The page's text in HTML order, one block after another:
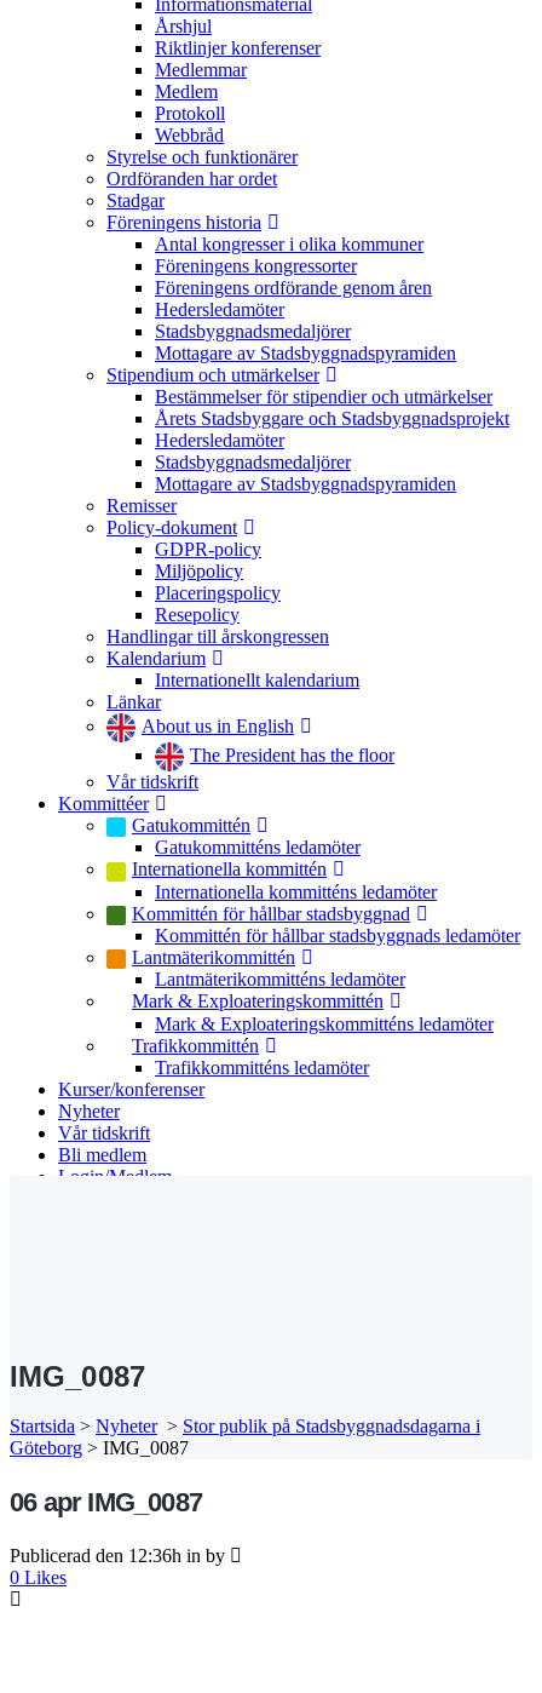
Informationsmaterial
Årshjul
Riktlinjer konferenser
Medlemmar
Medlem
Protokoll
Webbråd
Styrelse och funktionärer
Ordföranden har ordet
Stadgar
Föreningens historia
Antal kongresser i olika kommuner
Föreningens kongressorter
Föreningens ordförande genom åren
Hedersledamöter
Stadsbyggnadsmedaljörer
Mottagare av Stadsbyggnadspyramiden
Stipendium och utmärkelser
Bestämmelser för stipendier och utmärkelser
Årets Stadsbyggare och Stadsbyggnadsprojekt
Hedersledamöter
Stadsbyggnadsmedaljörer
Mottagare av Stadsbyggnadspyramiden
Remisser
Policy-dokument
GDPR-policy
Miljöpolicy
Placeringspolicy
Resepolicy
Handlingar till årskongressen
Kalendarium
Internationellt kalendarium
Länkar
About us in English
The President has the floor
Vår tidskrift
Kommittéer
Gatukommittén
Gatukommitténs ledamöter
Internationella kommittén
Internationella kommitténs ledamöter
Kommittén för hållbar stadsbyggnad
Kommittén för hållbar stadsbyggnads ledamöter
Lantmäterikommittén
Lantmäterikommitténs ledamöter
Mark & Exploateringskommittén
Mark & Exploateringskommitténs ledamöter
Trafikkommittén
Trafikkommitténs ledamöter
Kurser/konferenser
Nyheter
Vår tidskrift
Bli medlem
Login/Medlem
IMG_0087
Startsida > Nyheter > Stor publik på Stadsbyggnadsdagarna i
Göteborg > IMG_0087
06 aprIMG_0087
Publicerad den 12:36h in by
0 Likes